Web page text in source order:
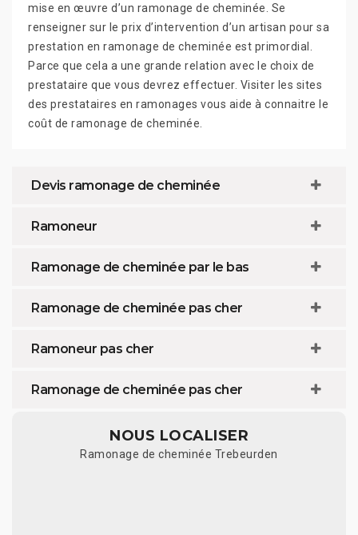
mise en œuvre d’un ramonage de cheminée. Se
renseigner sur le prix d’intervention d’un artisan pour sa
prestation en ramonage de cheminée est primordial.
Parce que cela a une grande relation avec le choix de
prestataire que vous devrez effectuer. Visiter les sites
des prestataires en ramonages vous aide à connaitre le
coût de ramonage de cheminée.
Devis ramonage de cheminée
Ramoneur
Ramonage de cheminée par le bas
Ramonage de cheminée pas cher
Ramoneur pas cher
Ramonage de cheminée pas cher
NOUS LOCALISER
Ramonage de cheminée Trebeurden